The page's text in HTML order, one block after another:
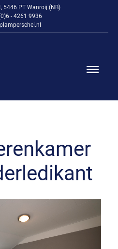
5446 PT Wanroij (NB)
- 4261 9936